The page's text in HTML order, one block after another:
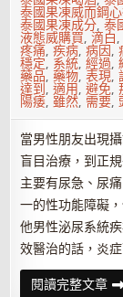
泰國果凍威而鋼
泰國果凍成分,泰
液態威購買,滴白
疼痛,疾病,病因,
穩定, 系統,經過,
藥品,藥物,表現,
達到,適用,避免,
陽痿,雖然, 需要,
當男性朋友出現
盲目治療，到正
主要有尿急、尿
一的性功能障礙
他男性泌尿系統
效醫治的話，炎
閱讀完整文章攝